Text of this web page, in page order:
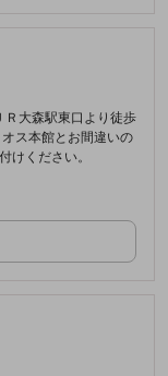
Ｒ大森駅東口より徒歩
ス本館とお間違いの
けください。